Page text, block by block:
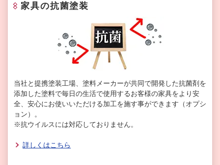
家具の抗菌塗装
当社と提携塗装工場、塗料メーカーが共同で開発した抗菌剤を
添加した塗料で毎日の生活で使用するお客様の家具をより安
全、安心にお使いいただける加工を施す事ができます（オプシ
ョン）。
※抗ウイルスには対応しておりません。
詳しくはこちら